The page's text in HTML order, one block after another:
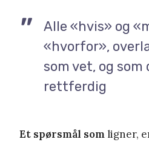
Alle «hvis» og
«hvorfor»,
som vet, og som
rettferdig
Et spørsmål somligner,